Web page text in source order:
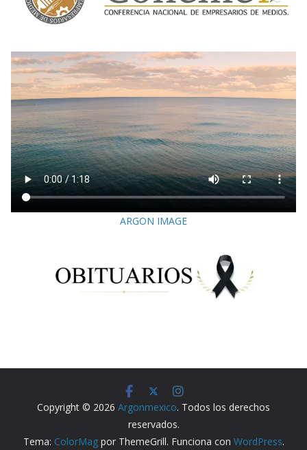
ARGON IMAGE
Copyright © 2026 Argonmexico. Todos los derechos
reservados.
Tema: ColorMagpor ThemeGrill. Funciona con WordPress.